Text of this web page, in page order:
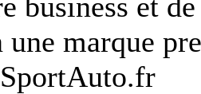
marque
SportAuto.fr